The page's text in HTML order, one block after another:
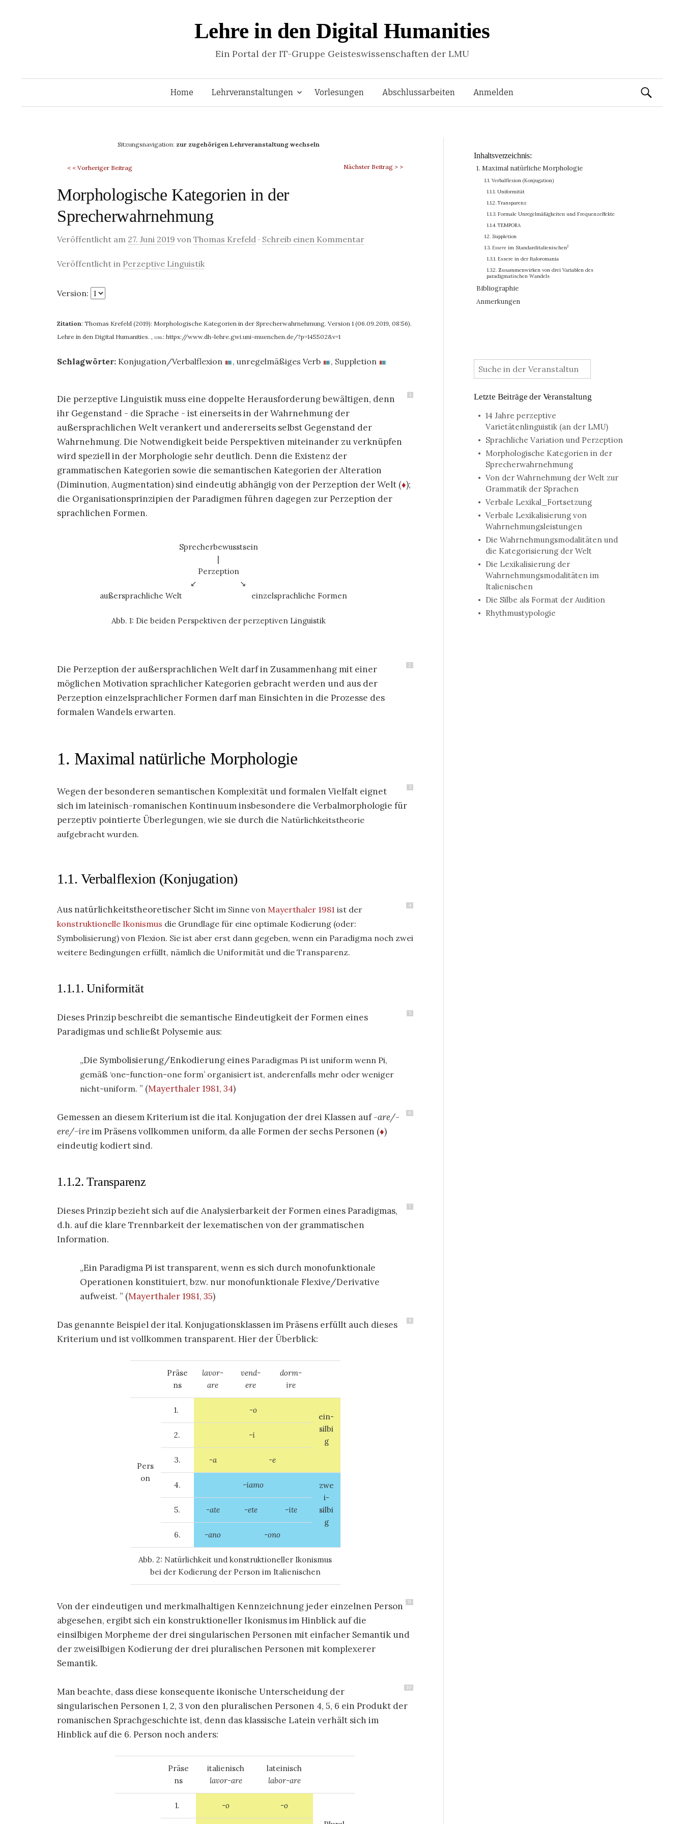
Lehre in den Digital Humanities
Ein Portal der IT-Gruppe Geisteswissenschaften der LMU
Springe
Home Lehrveranstaltungen Vorlesungen Abschlussarbeiten Anmelden Suchen
Sitzungsnavigation: zur zugehörigen Lehrveranstaltung wechseln
< < Vorheriger Beitrag Nächster Beitrag > >
Morphologische Kategorien in der
Sprecherwahrnehmung
Veröffentlicht am 27. Juni 2019 von Thomas Krefeld · Schreib einen Kommentar
Veröffentlicht in Perzeptive Linguistik
Version:
Zitation: Thomas Krefeld (2019): Morphologische Kategorien in der Sprecherwahrnehmung. Version 1 (06.09.2019, 08:56).
Lehre in den Digital Humanities. , url: https://www.dh-lehre.gwi.uni-muenchen.de/?p=145502&v=1
Schlagwörter: Konjugation/Verbalflexion , unregelmäßiges Verb , Suppletion
1
Die perzeptive Linguistik muss eine doppelte Herausforderung bewältigen, denn
ihr Gegenstand - die Sprache - ist einerseits in der Wahrnehmung der
außersprachlichen Welt verankert und andererseits selbst Gegenstand der
Wahrnehmung. Die Notwendigkeit beide Perspektiven miteinander zu verknüpfen
wird speziell in der Morphologie sehr deutlich. Denn die Existenz der
grammatischen Kategorien sowie die semantischen Kategorien der Alteration
(Diminution, Augmentation) sind eindeutig abhängig von der Perzeption der Welt (♦);
die Organisationsprinzipien der Paradigmen führen dagegen zur Perzeption der
sprachlichen Formen.
Sprecherbewusstsein
|
Perzeption
↙ ↘
außersprachliche Welt einzelsprachliche Formen
Abb. 1: Die beiden Perspektiven der perzeptiven Linguistik
2
Die Perzeption der außersprachlichen Welt darf in Zusammenhang mit einer
möglichen Motivation sprachlicher Kategorien gebracht werden und aus der
Perzeption einzelsprachlicher Formen darf man Einsichten in die Prozesse des
formalen Wandels erwarten.
1. Maximal natürliche Morphologie
3
Wegen der besonderen semantischen Komplexität und formalen Vielfalt eignet
sich im lateinisch-romanischen Kontinuum insbesondere die Verbalmorphologie für
perzeptiv pointierte Überlegungen, wie sie durch die Natürlichkeitstheorie
aufgebracht wurden.
1.1. Verbalflexion (Konjugation)
4
Aus natürlichkeitstheoretischer Sicht im Sinne von Mayerthaler 1981 ist der
konstruktionelle Ikonismus die Grundlage für eine optimale Kodierung (oder:
Symbolisierung) von Flexion. Sie ist aber erst dann gegeben, wenn ein Paradigma noch zwei
weitere Bedingungen erfüllt, nämlich die Uniformität und die Transparenz.
1.1.1. Uniformität
5
Dieses Prinzip beschreibt die semantische Eindeutigkeit der Formen eines
Paradigmas und schließt Polysemie aus:
Die Symbolisierung/Enkodierung eines Paradigmas Pi ist uniform wenn Pi,
gemäß ‘one-function-one form’ organisiert ist, anderenfalls mehr oder weniger
nicht-uniform. (Mayerthaler 1981, 34)
6
Gemessen an diesem Kriterium ist die ital. Konjugation der drei Klassen auf-are/-
ere/-ireim Präsens vollkommen uniform, da alle Formen der sechs Personen (♦)
eindeutig kodiert sind.
1.1.2. Transparenz
7
Dieses Prinzip bezieht sich auf die Analysierbarkeit der Formen eines Paradigmas,
d.h. auf die klare Trennbarkeit der lexematischen von der grammatischen
Information.
Ein Paradigma Pi ist transparent, wenn es sich durch monofunktionale
Operationen konstituiert, bzw. nur monofunktionale Flexive/Derivative
aufweist.
(Mayerthaler 1981, 35)
8
Das genannte Beispiel der ital. Konjugationsklassen im Präsens erfüllt auch dieses
Kriterium und ist vollkommen transparent. Hier der Überblick:
Präse
ns
lavor-
are
vend-
ere
dorm-
ire
Pers
on
1. -o
ein-
silbi
g
2. -i
3. -a -e
4. -iamo
zwe
i-
silbi
g
5. -ate -ete -ite
6. -ano -ono
Abb. 2: Natürlichkeit und konstruktioneller Ikonismus
bei der Kodierung der Person im Italienischen
9
Von der eindeutigen und merkmalhaltigen Kennzeichnung jeder einzelnen Person
abgesehen, ergibt sich ein konstruktioneller Ikonismus im Hinblick auf die
einsilbigen Morpheme der drei singularischen Personen mit einfacher Semantik und
der zweisilbigen Kodierung der drei pluralischen Personen mit komplexerer
Semantik.
10
Man beachte, dass diese konsequente ikonische Unterscheidung der
singularischen Personen 1, 2, 3 von den pluralischen Personen 4, 5, 6 ein Produkt der
romanischen Sprachgeschichte ist, denn das klassische Latein verhält sich im
Hinblick auf die 6. Person noch anders:
Präse
ns
italienisch
lavor-are
lateinisch
labor-are
1. -o
-o
Inhaltsverzeichnis:
1. Maximal natürliche Morphologie
1.1. Verbalflexion (Konjugation)
1.1.1. Uniformität
1.1.2. Transparenz
1.1.3. Formale Unregelmäßigkeiten und Frequenzeffekte
1.1.4. TEMPORA
1.2. Suppletion
1.3. Essere im Standarditalienischen2
1.3.1. Essere in der Italoromania
1.3.2. Zusammenwirken von drei Variablen des
paradigmatischen Wandels
Bibliographie
Anmerkungen
:
Letzte Beiträge der Veranstaltung
14 Jahre perzeptive
Varietätenlinguistik (an der LMU)
Sprachliche Variation und Perzeption
Morphologische Kategorien in der
Sprecherwahrnehmung
Von der Wahrnehmung der Welt zur
Grammatik der Sprachen
Verbale Lexikal_Fortsetzung
Verbale Lexikalisierung von
Wahrnehmungsleistungen
Die Wahrnehmungsmodalitäten und
die Kategorisierung der Welt
Die Lexikalisierung der
Wahrnehmungsmodalitäten im
Italienischen
Die Silbe als Format der Audition
Rhythmustypologie